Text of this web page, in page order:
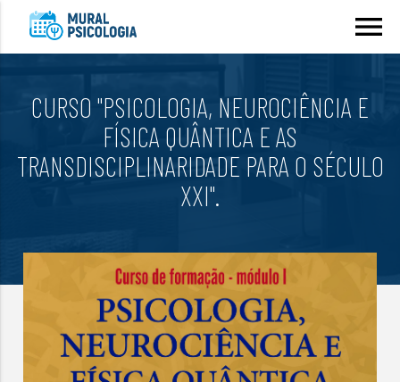
menu
CURSO "PSICOLOGIA, NEUROCIÊNCIA E
FÍSICA QUÂNTICA E AS
TRANSDISCIPLINARIDADE PARA O SÉCULO
XXI".